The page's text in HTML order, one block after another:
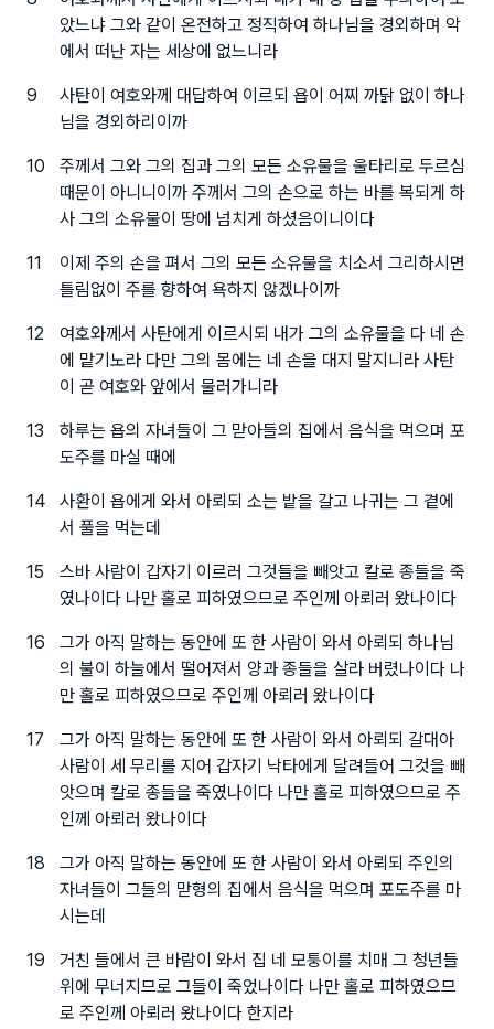
았느냐 그와 같이 온전하고 정직하여 하나님을 경외하며 악
에서 떠난 자는 세상에 없느니라
9
사탄이 여호와께 대답하여 이르되 욥이 어찌 까닭 없이 하나
님을 경외하리이까
10
주께서 그와 그의 집과 그의 모든 소유물을 울타리로 두르심
때문이 아니니이까 주께서 그의 손으로 하는 바를 복되게 하
사 그의 소유물이 땅에 넘치게 하셨음이니이다
11
이제 주의 손을 펴서 그의 모든 소유물을 치소서 그리하시면
틀림없이 주를 향하여 욕하지 않겠나이까
12
여호와께서 사탄에게 이르시되 내가 그의 소유물을 다 네 손
에 맡기노라 다만 그의 몸에는 네 손을 대지 말지니라 사탄
이 곧 여호와 앞에서 물러가니라
13
하루는 욥의 자녀들이 그 맏아들의 집에서 음식을 먹으며 포
도주를 마실 때에
14
사환이 욥에게 와서 아뢰되 소는 밭을 갈고 나귀는 그 곁에
서 풀을 먹는데
15
스바 사람이 갑자기 이르러 그것들을 빼앗고 칼로 종들을 죽
였나이다 나만 홀로 피하였으므로 주인께 아뢰러 왔나이다
16
그가 아직 말하는 동안에 또 한 사람이 와서 아뢰되 하나님
의 불이 하늘에서 떨어져서 양과 종들을 살라 버렸나이다 나
만 홀로 피하였으므로 주인께 아뢰러 왔나이다
17
그가 아직 말하는 동안에 또 한 사람이 와서 아뢰되 갈대아
사람이 세 무리를 지어 갑자기 낙타에게 달려들어 그것을 빼
앗으며 칼로 종들을 죽였나이다 나만 홀로 피하였으므로 주
인께 아뢰러 왔나이다
18
그가 아직 말하는 동안에 또 한 사람이 와서 아뢰되 주인의
자녀들이 그들의 맏형의 집에서 음식을 먹으며 포도주를 마
시는데
19
거친 들에서 큰 바람이 와서 집 네 모퉁이를 치매 그 청년들
위에 무너지므로 그들이 죽었나이다 나만 홀로 피하였으므
로 주인께 아뢰러 왔나이다 한지라